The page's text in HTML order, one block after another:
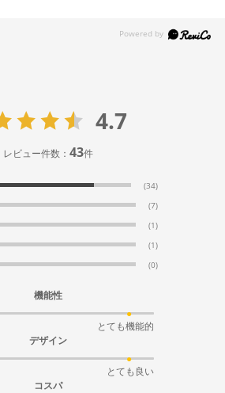
4.7
レビュー件数： 43件
(34)
(7)
(1)
(1)
(0)
機能性
とても機能的
デザイン
とても良い
コスパ